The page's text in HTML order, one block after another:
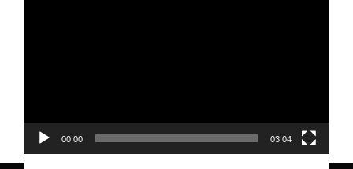
00:00 03:04